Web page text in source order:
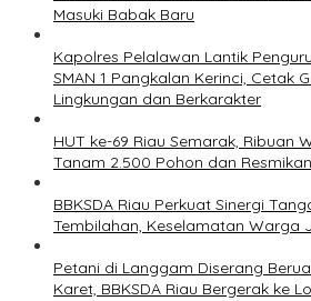
Masuki Babak Baru
Kapolres Pelalawan Lantik
SMAN 1 Pangkalan Kerinci, Cetak
Lingkungan dan Berkarakter
HUT ke-69 Riau Semarak, Ribuan
Tanam 2.500 Pohon dan
BBKSDA Riau Perkuat Sinergi
Tembilahan, Keselamatan Warga
Petani di Langgam Diserang
Karet, BBKSDA Riau Bergerak ke